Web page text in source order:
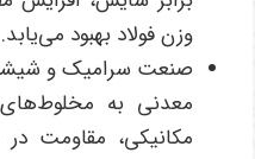
وزن فولاد بهبود می‌یابد.
صنعت سرامیک و
معدنی به
مکانیکی، مقاومت در